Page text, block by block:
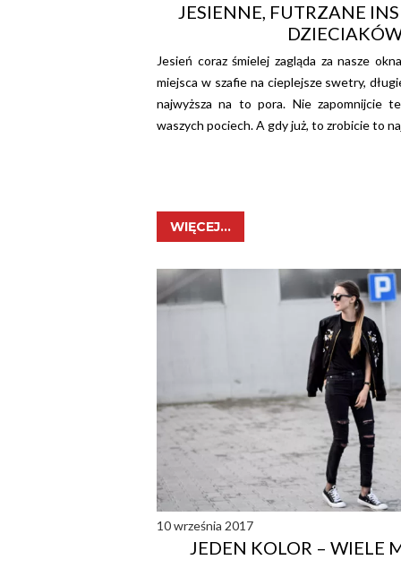
JESIENNE, FUTRZANE
Jesień coraz śmielej zagląda za nasze
miejsca w szafie na cieplejsze swetry,
najwyższa na to pora. Nie zapomnijcie
waszych pociech. A gdy już, to zrobicie to
WIĘCEJ...
10 września 2017
JEDEN KOLOR – WIELE